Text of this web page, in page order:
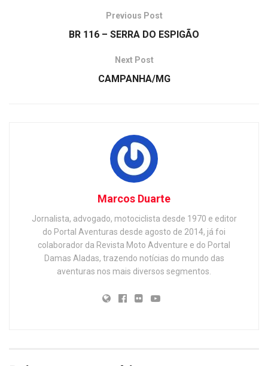
Previous Post
BR 116 – SERRA DO ESPIGÃO
Next Post
CAMPANHA/MG
Marcos Duarte
Jornalista, advogado, motociclista desde 1970 e editor
do Portal Aventuras desde agosto de 2014, já foi
colaborador da Revista Moto Adventure e do Portal
Damas Aladas, trazendo notícias do mundo das
aventuras nos mais diversos segmentos.